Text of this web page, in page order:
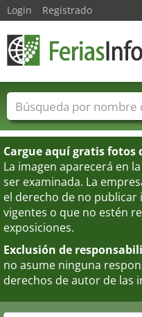
Cargue aquí gratis fotos
La imagen aparecerá en
ser examinada. La
el derecho de no publicar
vigentes o que no estén
exposiciones.
Exclusión de
no asume ninguna
derechos de autor de las
Login Registrado
Nombres de ferias
Sectores de ferias
Sectores de proveedor